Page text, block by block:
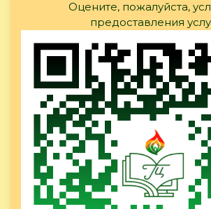
Оцените, пожалуйста,
предоставления